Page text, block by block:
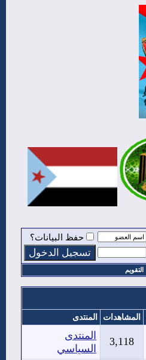
حفظ البيانات؟
التقويم
المشاهدات المنتدى
3,118
المنتدى
السياسي